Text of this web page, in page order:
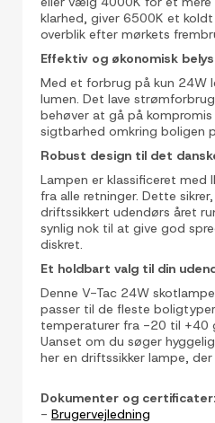
klarhed, giver 6500K et
overblik efter mørkets
Effektiv og økonomisk
Med et forbrug på kun 24W
lumen. Det lave
behøver at gå på
sigtbarhed omkring boligen
Robust design til det
Lampen er klassificeret
fra alle retninger. Dette
driftssikkert udendørs året
synlig nok til at give god
diskret.
Et holdbart valg til din
Denne V-Tac 24W
passer til de fleste
temperaturer fra -20 til +40
Uanset om du søger
her en driftssikker lampe,
Dokumenter og certificater:
- Brugervejledning